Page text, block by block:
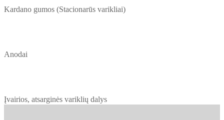
Kardano gumos (Stacionarūs varikliai)
Anodai
Įvairios, atsarginės variklių dalys